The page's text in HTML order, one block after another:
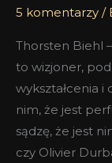
5 komentarzy /
Thorsten Biehl
to wizjoner,
wykształcenia i
nim, że jest
sądzę, że jest
czy Olivier